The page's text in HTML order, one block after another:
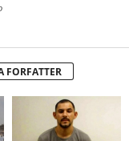
FORFATTER